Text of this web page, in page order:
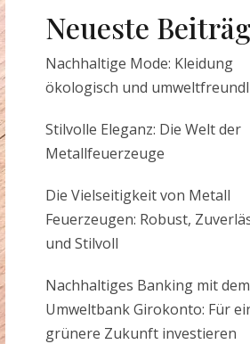
Neueste
Nachhaltige Mode: Kleidung
ökologisch und
Stilvolle Eleganz: Die Welt der
Metallfeuerzeuge
Die Vielseitigkeit von Metall
Feuerzeugen: Robust,
und Stilvoll
Nachhaltiges Banking mit dem
Umweltbank Girokonto: Für
grünere Zukunft investieren